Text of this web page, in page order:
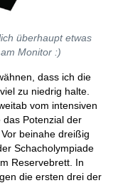
überhaupt etwas
Monitor :)
dass ich die
zu niedrig halte.
vom intensiven
das Potenzial der
beinahe dreißig
Schacholympiade
Reservebrett. In
die ersten drei der